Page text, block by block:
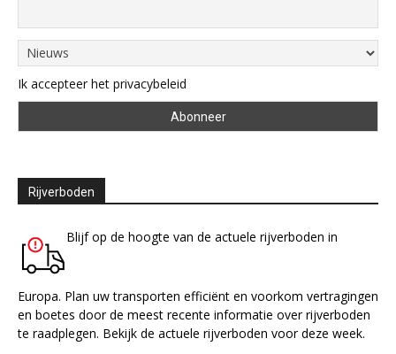
Ik accepteer het privacybeleid
Rijverboden
Blijf op de hoogte van de actuele rijverboden in
Europa. Plan uw transporten efficiënt en voorkom vertragingen
en boetes door de meest recente informatie over rijverboden
te raadplegen. Bekijk de actuele rijverboden voor deze week.